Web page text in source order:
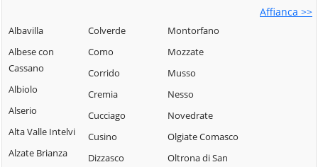
Affianca >>
Albavilla
Albese con
Cassano
Albiolo
Alserio
Alta Valle Intelvi
Alzate Brianza
Colverde
Como
Corrido
Cremia
Cucciago
Cusino
Dizzasco
Montorfano
Mozzate
Musso
Nesso
Novedrate
Olgiate Comasco
Oltrona di San